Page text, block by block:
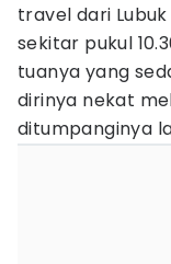
travel dari
sekitar pukul
tuanya yang
dirinya nekat
ditumpanginya